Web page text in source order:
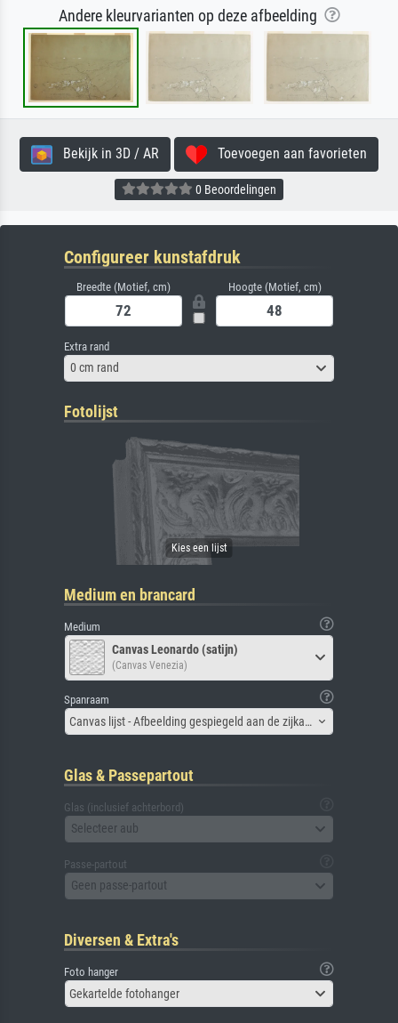
Andere kleurvarianten op deze afbeelding
Bekijk in 3D / AR Toevoegen aan favorieten
0 Beoordelingen
Configureer kunstafdruk
Breedte (Motief, cm) Hoogte (Motief, cm)
Extra rand
0 cm rand
Fotolijst
Medium en brancard
Medium
Canvas Leonardo (satijn)
(Canvas Venezia)
Spanraam
Canvas lijst - Afbeelding gespiegeld aan de zijkant
Glas & Passepartout
Glas (inclusief achterbord)
Selecteer aub
Passe-partout
Geen passe-partout
Diversen & Extra's
Foto hanger
Gekartelde fotohanger